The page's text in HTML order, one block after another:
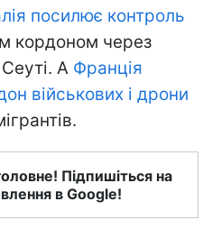
посилює контроль
кордоном через
А Франція
військових і дрони
Підпишіться на
в Google!